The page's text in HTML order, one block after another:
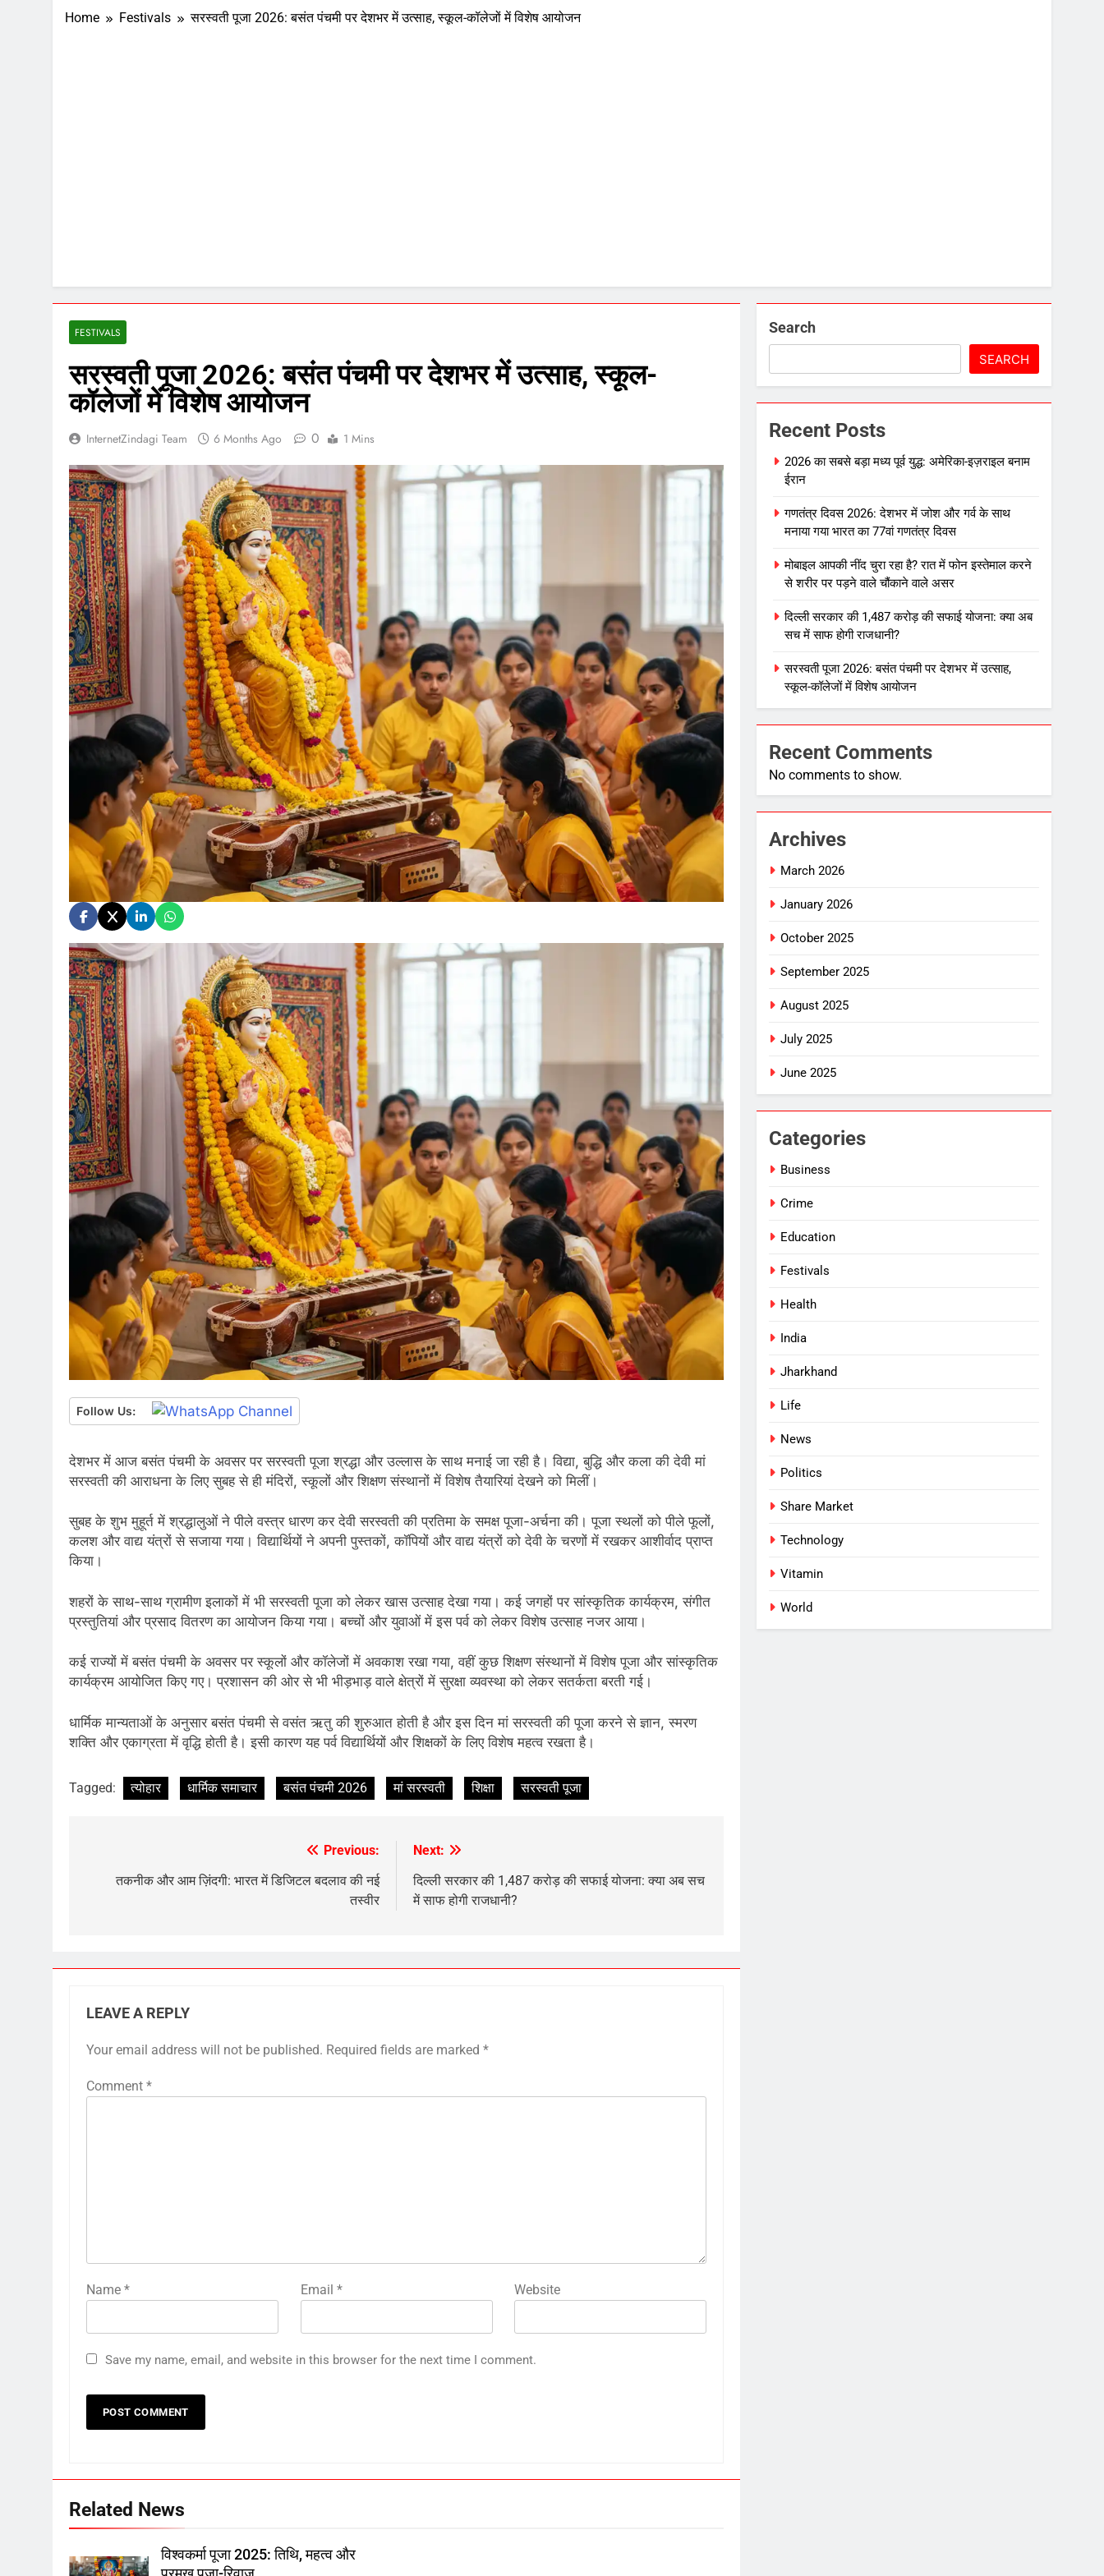
Home Festivals सरस्वती पूजा 2026: बसंत पंचमी पर देशभर में उत्साह, स्कूल-कॉलेजों में विशेष आयोजन
FESTIVALS
सरस्वती पूजा 2026: बसंत पंचमी पर देशभर में उत्साह, स्कूल-
कॉलेजों में विशेष आयोजन
InternetZindagi Team 6 Months Ago 0 1 Mins
Follow Us:
देशभर में आज बसंत पंचमी के अवसर पर सरस्वती पूजा श्रद्धा और उल्लास के साथ मनाई जा रही है। विद्या, बुद्धि और कला की देवी मां
सरस्वती की आराधना के लिए सुबह से ही मंदिरों, स्कूलों और शिक्षण संस्थानों में विशेष तैयारियां देखने को मिलीं।
सुबह के शुभ मुहूर्त में श्रद्धालुओं ने पीले वस्त्र धारण कर देवी सरस्वती की प्रतिमा के समक्ष पूजा-अर्चना की। पूजा स्थलों को पीले फूलों,
कलश और वाद्य यंत्रों से सजाया गया। विद्यार्थियों ने अपनी पुस्तकों, कॉपियों और वाद्य यंत्रों को देवी के चरणों में रखकर आशीर्वाद प्राप्त
किया।
शहरों के साथ-साथ ग्रामीण इलाकों में भी सरस्वती पूजा को लेकर खास उत्साह देखा गया। कई जगहों पर सांस्कृतिक कार्यक्रम, संगीत
प्रस्तुतियां और प्रसाद वितरण का आयोजन किया गया। बच्चों और युवाओं में इस पर्व को लेकर विशेष उत्साह नजर आया।
कई राज्यों में बसंत पंचमी के अवसर पर स्कूलों और कॉलेजों में अवकाश रखा गया, वहीं कुछ शिक्षण संस्थानों में विशेष पूजा और सांस्कृतिक
कार्यक्रम आयोजित किए गए। प्रशासन की ओर से भी भीड़भाड़ वाले क्षेत्रों में सुरक्षा व्यवस्था को लेकर सतर्कता बरती गई।
धार्मिक मान्यताओं के अनुसार बसंत पंचमी से वसंत ऋतु की शुरुआत होती है और इस दिन मां सरस्वती की पूजा करने से ज्ञान, स्मरण
शक्ति और एकाग्रता में वृद्धि होती है। इसी कारण यह पर्व विद्यार्थियों और शिक्षकों के लिए विशेष महत्व रखता है।
Tagged: त्योहार धार्मिक समाचार बसंत पंचमी 2026 मां सरस्वती शिक्षा सरस्वती पूजा
navigation
Previous:
तकनीक और आम ज़िंदगी: भारत में डिजिटल बदलाव की नई
तस्वीर
Next:
दिल्ली सरकार की 1,487 करोड़ की सफाई योजना: क्या अब सच
में साफ होगी राजधानी?
LEAVE A REPLY
Your email address will not be published. Required fields are marked *
Comment *
Name * Email * Website
Save my name, email, and website in this browser for the next time I comment.
Related News
विश्वकर्मा पूजा 2025: तिथि, महत्व और
Search
SEARCH
Recent Posts
2026 का सबसे बड़ा मध्य पूर्व युद्ध: अमेरिका-इज़राइल बनाम
ईरान
गणतंत्र दिवस 2026: देशभर में जोश और गर्व के साथ
मनाया गया भारत का 77वां गणतंत्र दिवस
मोबाइल आपकी नींद चुरा रहा है? रात में फोन इस्तेमाल करने
से शरीर पर पड़ने वाले चौंकाने वाले असर
दिल्ली सरकार की 1,487 करोड़ की सफाई योजना: क्या अब
सच में साफ होगी राजधानी?
सरस्वती पूजा 2026: बसंत पंचमी पर देशभर में उत्साह,
स्कूल-कॉलेजों में विशेष आयोजन
Recent Comments
No comments to show.
Archives
March 2026
January 2026
October 2025
September 2025
August 2025
July 2025
June 2025
Categories
Business
Crime
Education
Festivals
Health
India
Jharkhand
Life
News
Politics
Share Market
Technology
Vitamin
World